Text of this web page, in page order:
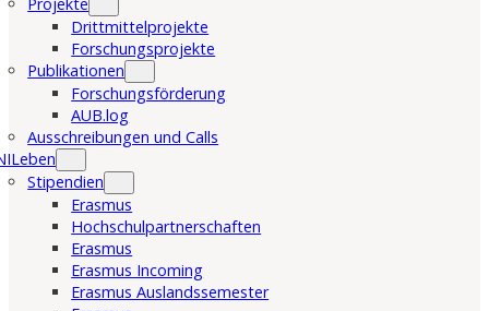
Drittmittelprojekte
Forschungsprojekte
Publikationen
Forschungsförderung
AUB.log
Ausschreibungen und Calls
Stipendien
Erasmus
Hochschulpartnerschaften
Erasmus
Erasmus Incoming
Erasmus Auslandssemester